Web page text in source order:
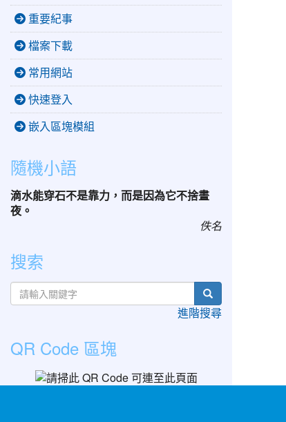
重要紀事
檔案下載
常用網站
快速登入
嵌入區塊模組
隨機小語
滴水能穿石不是靠力，而是因為它不捨晝
夜。
佚名
搜索
search
進階搜尋
QR Code 區塊